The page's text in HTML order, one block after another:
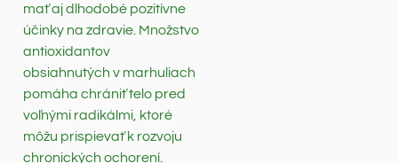
mať aj dlhodobé pozitívne
účinky na zdravie. Množstvo
antioxidantov
obsiahnutých v marhuliach
pomáha chrániť telo pred
voľnými radikálmi, ktoré
môžu prispievať k rozvoju
chronických ochorení.